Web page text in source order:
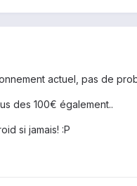
actuel, pas de
des 100€ également..
si jamais! :P